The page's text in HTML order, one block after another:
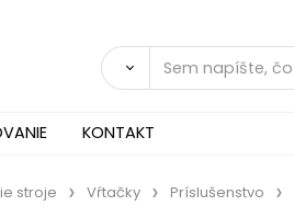
KONTAKT
stroje Vŕtačky Príslušenstvo